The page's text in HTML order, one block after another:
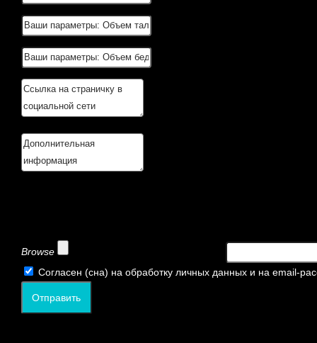
Browse
Согласен (сна) на обработку личных данных и на email-
Отправить